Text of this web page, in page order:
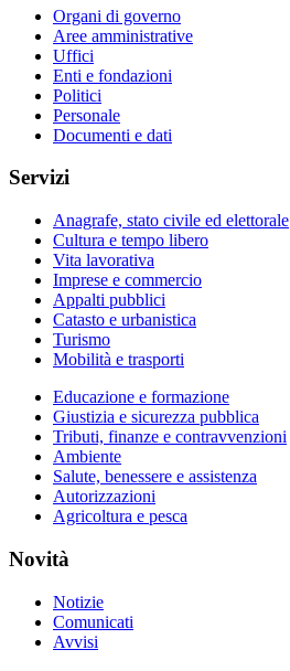
Organi di governo
Aree amministrative
Uffici
Enti e fondazioni
Politici
Personale
Documenti e dati
Servizi
Anagrafe, stato civile ed elettorale
Cultura e tempo libero
Vita lavorativa
Imprese e commercio
Appalti pubblici
Catasto e urbanistica
Turismo
Mobilità e trasporti
Educazione e formazione
Giustizia e sicurezza pubblica
Tributi, finanze e contravvenzioni
Ambiente
Salute, benessere e assistenza
Autorizzazioni
Agricoltura e pesca
Novità
Notizie
Comunicati
Avvisi